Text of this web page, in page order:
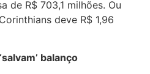
de R$ 703,1 milhões. Ou
deve R$ 1,96
balanço